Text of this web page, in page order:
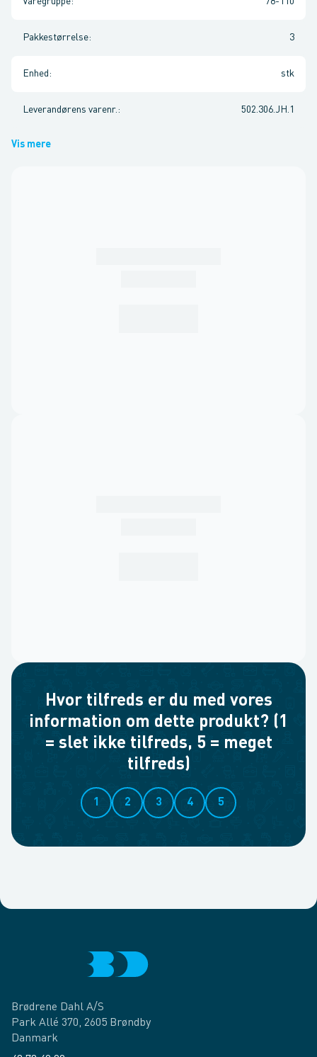
Pakkestørrelse: 3
Enhed : stk
Leverandørens varenr. : 502.306.JH.1
Vis mere
Hvor tilfreds er du med vores
information om dette produkt? (1
= slet ikke tilfreds, 5 = meget
tilfreds)
1 2 3 4 5
Brødrene Dahl A/S
Park Allé 370, 2605 Brøndby
Danmark